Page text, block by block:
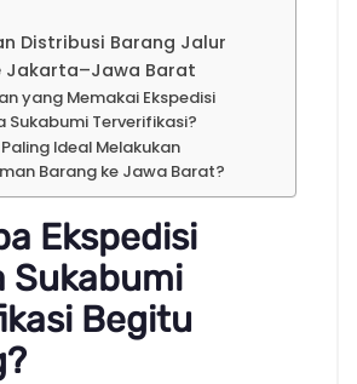
Distribusi Barang Jalur
Jakarta–Jawa Barat
yang Memakai Ekspedisi
Sukabumi Terverifikasi?
Ideal Melakukan
Barang ke Jawa Barat?
Ekspedisi
Sukabumi
Begitu